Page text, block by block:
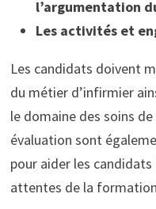
l’argumentation
Les activités et
Les candidats doivent
du métier d’infirmier
le domaine des soins
évaluation sont
pour aider les
attentes de la